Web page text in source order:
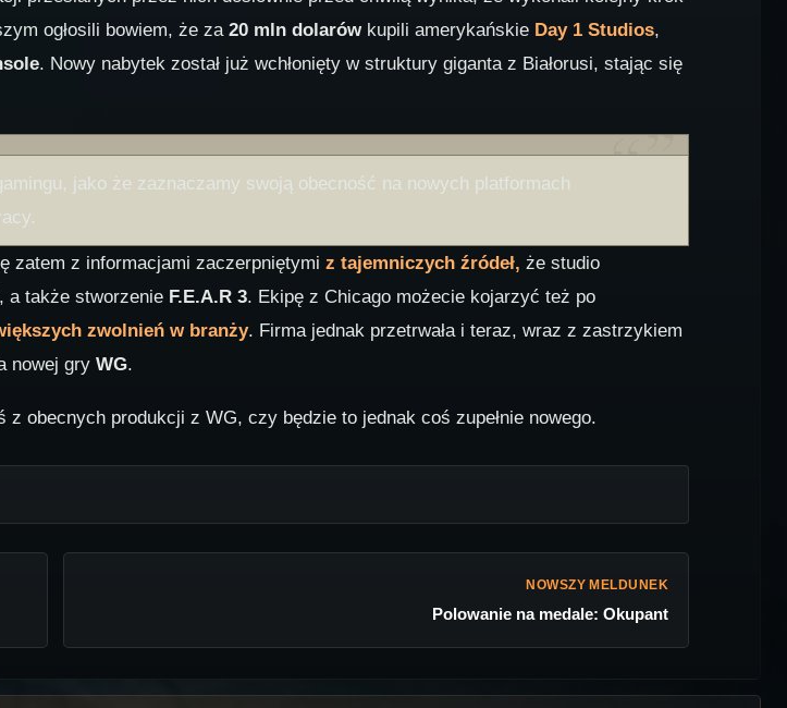
ogłosili bowiem, że za 20 mln dolarówkupili amerykańskie Day 1 Studios,
. Nowy nabytek został już wchłonięty w struktury giganta z Białorusi, stając się
jako że zaznaczamy swoją obecność na nowych platformach
zatem z informacjami zaczerpniętymi z tajemniczych źródeł, że studio
a także stworzenie F.E.A.R 3. Ekipę z Chicago możecie kojarzyć też po
zwolnień w branży. Firma jednak przetrwała i teraz, wraz z zastrzykiem
nowej gry WG.
obecnych produkcji z WG, czy będzie to jednak coś zupełnie nowego.
NOWSZY MELDUNEK
Polowanie na medale: Okupant